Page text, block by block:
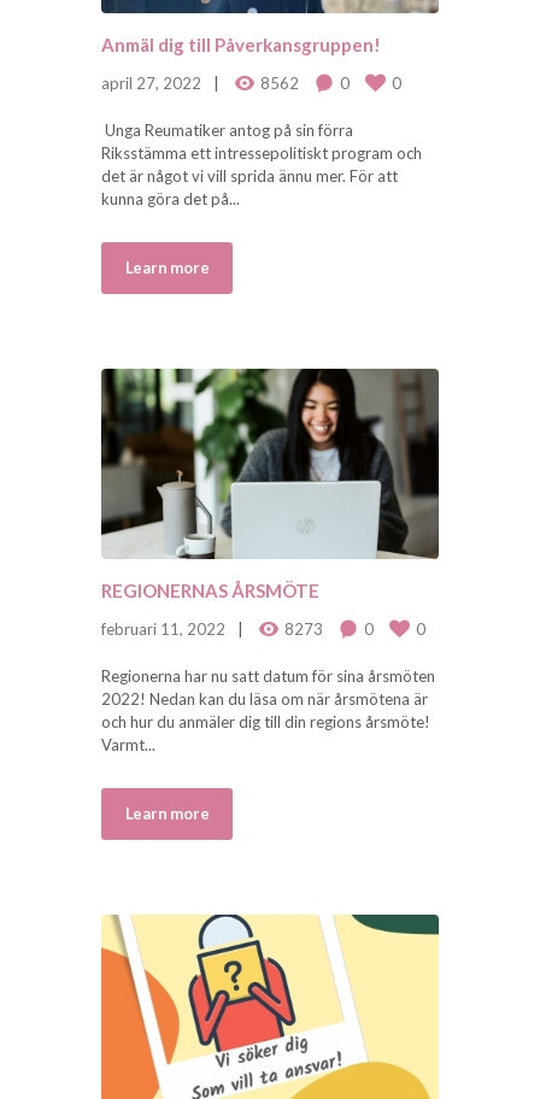
Anmäl dig till Påverkansgruppen!
april 27, 2022 8562 0 0
Unga Reumatiker antog på sin förra
Riksstämma ett intressepolitiskt program och
det är något vi vill sprida ännu mer. För att
kunna göra det på...
Learn more
REGIONERNAS ÅRSMÖTE
februari 11, 2022 8273 0 0
Regionerna har nu satt datum för sina årsmöten
2022! Nedan kan du läsa om när årsmötena är
och hur du anmäler dig till din regions årsmöte!
Varmt...
Learn more